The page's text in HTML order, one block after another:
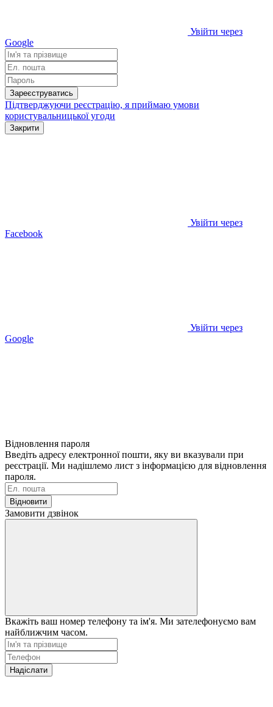
Увійти через
Google
Зареєструватись
Підтверджуючи реєстрацію, я приймаю умови
користувальницької угоди
Закрити
Увійти через
Facebook
Увійти через
Google
Відновлення пароля
Введіть адресу електронної пошти, яку ви вказували при
реєстрації. Ми надішлемо лист з інформацією для відновлення
пароля.
Відновити
Замовити дзвінок
Вкажіть ваш номер телефону та ім'я. Ми зателефонуємо вам
найближчим часом.
Надіслати